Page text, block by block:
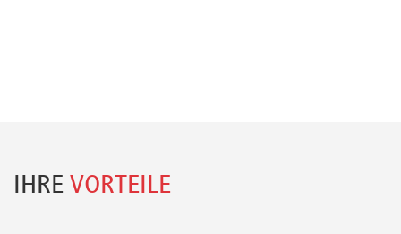
IHRE VORTEILE